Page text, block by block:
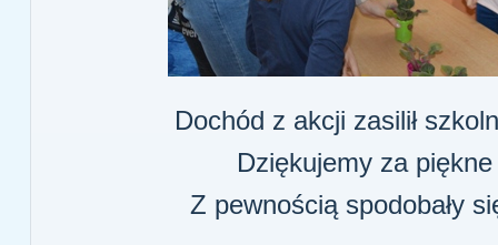
Dochód z akcji zasilił
Dziękujemy za
Z pewnością spodobały